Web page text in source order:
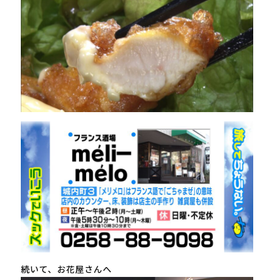
続いて、お花屋さんへ